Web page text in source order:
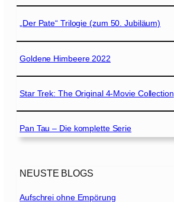
„Der Pate“ Trilogie (zum 50. Jubiläum)
Goldene Himbeere 2022
Star Trek: The Original 4-Movie Collection
Pan Tau – Die komplette Serie
NEUSTE BLOGS
Aufschrei ohne Empörung